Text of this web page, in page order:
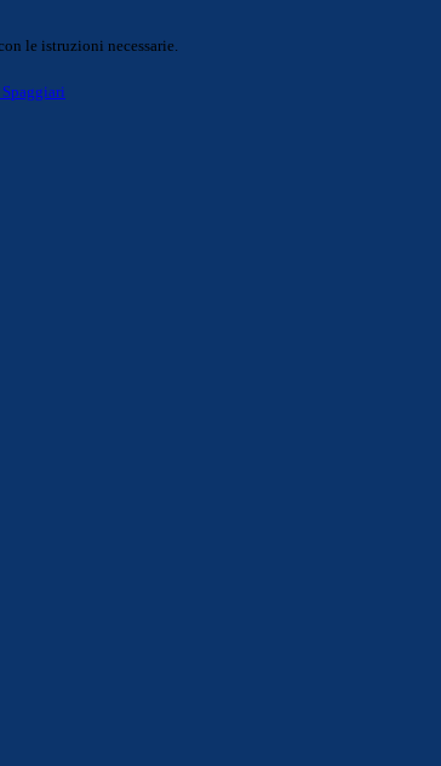
le istruzioni necessarie.